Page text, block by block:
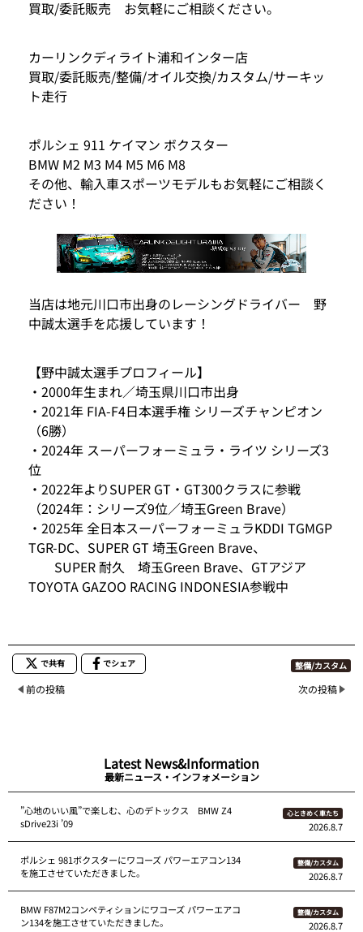
買取/委託販売 お気軽にご相談ください。
カーリンクディライト浦和インター店
買取/委託販売/整備/オイル交換/カスタム/サーキッ
ト走行
ポルシェ 911 ケイマン ボクスター
BMW M2 M3 M4 M5 M6 M8
その他、輸入車スポーツモデルもお気軽にご相談く
ださい！
当店は地元川口市出身のレーシングドライバー 野
中誠太選手を応援しています！
【野中誠太選手プロフィール】
・2000年生まれ／埼玉県川口市出身
・2021年 FIA-F4日本選手権 シリーズチャンピオン
（6勝）
・2024年 スーパーフォーミュラ・ライツ シリーズ3
位
・2022年よりSUPER GT・GT300クラスに参戦
（2024年：シリーズ9位／埼玉Green Brave）
・2025年 全日本スーパーフォーミュラKDDI TGMGP
TGR-DC、SUPER GT 埼玉Green Brave、
SUPER 耐久 埼玉Green Brave、GTアジア
TOYOTA GAZOO RACING INDONESIA参戦中
で共有 でシェア 整備/カスタム
前の投稿 次の投稿
Latest News&Information
最新ニュース・インフォメーション
”心地のいい風”で楽しむ、心のデトックス BMW Z4
sDrive23i ’09
心ときめく車たち
2026.8.7
ポルシェ 981ボクスターにワコーズ パワーエアコン134
を施工させていただきました。
整備/カスタム
2026.8.7
BMW F87M2コンペティションにワコーズ パワーエアコ
ン134を施工させていただきました。
整備/カスタム
2026.8.7